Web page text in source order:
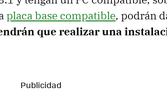
placa base compatible, podrán
que realizar una